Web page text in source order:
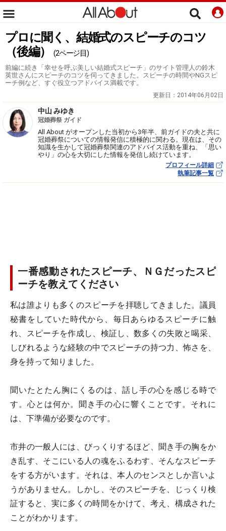
プロに聞く、結婚式のスピーチのコツ
（後編）
(2ページ目)
前編に続き「幸せを呼ぶ美しい結婚式スピーチ」のサイト管理人の鈴木
英世さんにスピーチのコツを伺ってきました。スピーチの時間やNGスピ
ーチ例など、すぐ役立つアドバイス満載です。
更新日： 2014年06月02日
中山 みゆき
冠婚葬祭 ガイド
All About がオープンした当初から3年半、前ガイドの夫と共に
冠婚葬祭についての情報発信に積極的に関わる。現在は、その
知識を生かして冠婚葬祭関連のアドバイス活動を重ね、「思い
やり」の心を大切にした情報を発信し続けています。
プロフィール詳細
執筆記事一覧
一番感動されたスピーチ、ＮＧだったスピ
ーチを教えてください
私は誰よりも多くのスピーチを拝聴してきました。議員
秘書をしていた時代から、毎日あらゆるスピーチに触
れ、スピーチを作成し、検証し、数多くの失敗と喝采、
しびれるような経験の中でスピーチの持つ力、怖さを、
身を持って知りました。
聞いたとたん胸にくるのは、話し手の心を感じる時で
す。心とは何か。聞き手の心に響くことです。それに
は、下準備が必要なのです。
市井の一般人には、びっくりするほど、聞き手の胸をか
き乱す、そこにいる人の魂をふるわす、そんなスピーチ
をする方がいます。それは、本人のセンスとしか言いよ
うがありません。しかし、そのスピーチを、じっくり検
証すると、実に多くの時間をかけて、考え、構成された
ことがわかります。